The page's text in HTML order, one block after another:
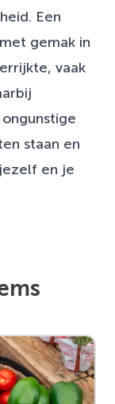
Een
gemak in
vaak
staan en
en je